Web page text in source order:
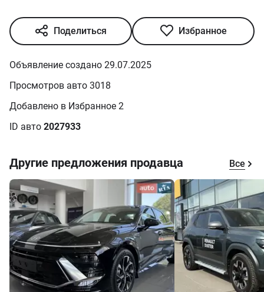
остраху долати круті схили, глибокі колії та оминати
кам’янисті перешкоди ґрунтових та гірських доріг. При
цьому електропідсилювач керма та енергоємна
підвіска зберігають легкість маневрування та
плавність ходу.
Поделиться Избранное
Объявление создано 29.07.2025
Просмотров авто 3018
Добавлено в Избранное 2
ID авто 2027933
Другие предложения продавца Все